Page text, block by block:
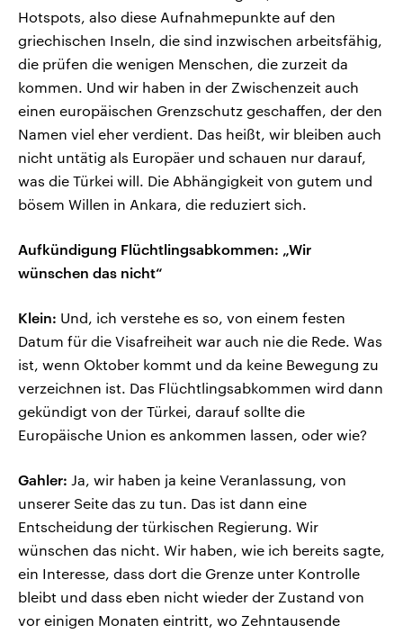
Hotspots, also diese Aufnahmepunkte auf den
griechischen Inseln, die sind inzwischen arbeitsfähig,
die prüfen die wenigen Menschen, die zurzeit da
kommen. Und wir haben in der Zwischenzeit auch
einen europäischen Grenzschutz geschaffen, der den
Namen viel eher verdient. Das heißt, wir bleiben auch
nicht untätig als Europäer und schauen nur darauf,
was die Türkei will. Die Abhängigkeit von gutem und
bösem Willen in Ankara, die reduziert sich.
Aufkündigung Flüchtlingsabkommen: „Wir
wünschen das nicht“
Klein: Und, ich verstehe es so, von einem festen
Datum für die Visafreiheit war auch nie die Rede. Was
ist, wenn Oktober kommt und da keine Bewegung zu
verzeichnen ist. Das Flüchtlingsabkommen wird dann
gekündigt von der Türkei, darauf sollte die
Europäische Union es ankommen lassen, oder wie?
Gahler: Ja, wir haben ja keine Veranlassung, von
unserer Seite das zu tun. Das ist dann eine
Entscheidung der türkischen Regierung. Wir
wünschen das nicht. Wir haben, wie ich bereits sagte,
ein Interesse, dass dort die Grenze unter Kontrolle
bleibt und dass eben nicht wieder der Zustand von
vor einigen Monaten eintritt, wo Zehntausende